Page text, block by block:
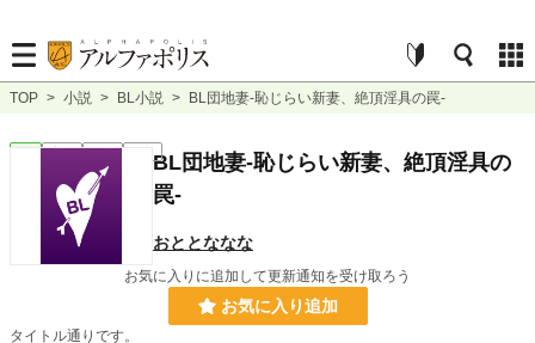
TOP > 小説 > BL小説 > BL団地妻-恥じらい新妻、絶頂淫具の罠-
完結 短編
BL団地妻-恥じらい新妻、絶頂淫具の
罠-
おととななな
お気に入りに追加して更新通知を受け取ろう
お気に入り追加
タイトル通りです。